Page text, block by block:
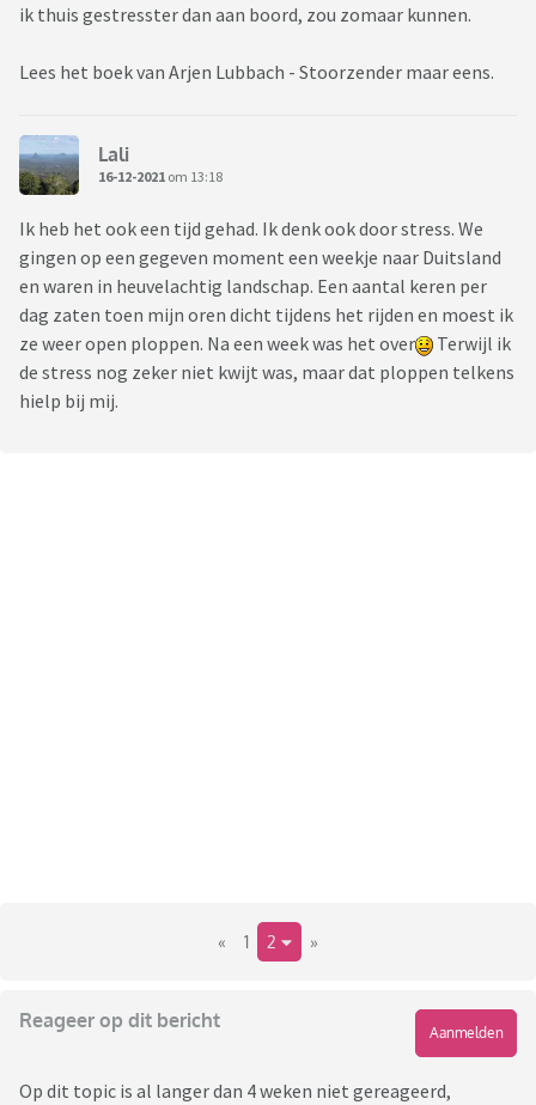
ik thuis gestresster dan aan boord, zou zomaar kunnen.
Lees het boek van Arjen Lubbach - Stoorzender maar eens.
Lali
16-12-2021 om 13:18
Ik heb het ook een tijd gehad. Ik denk ook door stress. We
gingen op een gegeven moment een weekje naar Duitsland
en waren in heuvelachtig landschap. Een aantal keren per
dag zaten toen mijn oren dicht tijdens het rijden en moest ik
ze weer open ploppen. Na een week was het over
Terwijl ik
de stress nog zeker niet kwijt was, maar dat ploppen telkens
hielp bij mij.
« 1 2 »
Reageer op dit bericht
Aanmelden
Op dit topic is al langer dan 4 weken niet gereageerd,